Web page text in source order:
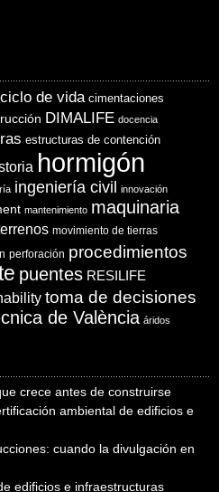
ciclo de vida cimentaciones
DIMALIFE docencia
estructuras de contención
hormigón
ingeniería civil innovación
mantenimiento maquinaria
movimiento de tierras
perforación procedimientos
puentes RESILIFE
toma de decisiones
de València áridos
crece antes de construirse
ambiental de edificios e
cuando la divulgación en
edificios e infraestructuras